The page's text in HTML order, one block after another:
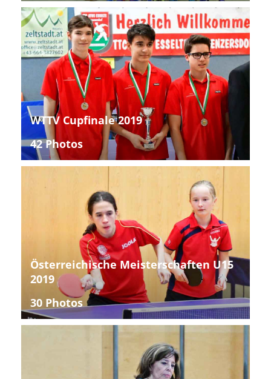
WTTV Cupfinale 2019
42 Photos
Österreichische Meisterschaften U15
2019
30 Photos